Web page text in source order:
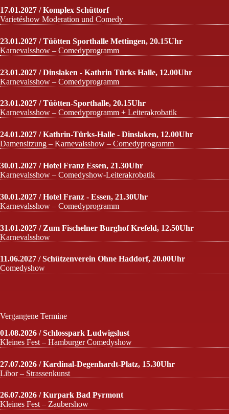
17.01.2027 / Komplex Schüttorf
Varietéshow Moderation und Comedy
23.01.2027 / Tüötten Sporthalle Mettingen, 20.15Uhr
Karnevalsshow – Comedyprogramm
23.01.2027 / Dinslaken - Kathrin Türks Halle, 12.00Uhr
Karnevalsshow – Comedyprogramm
23.01.2027 / Tüötten-Sporthalle, 20.15Uhr
Karnevalsshow – Comedyprogramm + Leiterakrobatik
24.01.2027 / Kathrin-Türks-Halle - Dinslaken, 12.00Uhr
Damensitzung – Karnevalsshow – Comedyprogramm
30.01.2027 / Hotel Franz Essen, 21.30Uhr
Karnevalsshow – Comedyshow-Leiterakrobatik
30.01.2027 / Hotel Franz - Essen, 21.30Uhr
Karnevalsshow – Comedyprogramm
31.01.2027 / Zum Fischelner Burghof Krefeld, 12.50Uhr
Karnevalsshow
11.06.2027 / Schützenverein Ohne Haddorf, 20.00Uhr
Comedyshow
Vergangene Termine
01.08.2026 / Schlosspark Ludwigslust
Kleines Fest – Hamburger Comedyshow
27.07.2026 / Kardinal-Degenhardt-Platz, 15.30Uhr
Libor – Strassenkunst
26.07.2026 / Kurpark Bad Pyrmont
Kleines Fest – Zaubershow